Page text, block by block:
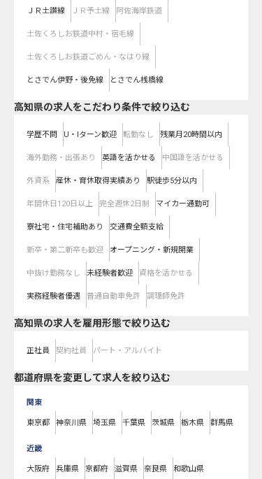
ＪＲ土讃線 ＪＲ予土線 阿佐海岸鉄道
土佐くろしお鉄道中村・宿毛線
土佐くろしお鉄道ごめん・なはり線
とさでん伊野・後免線 とさでん桟橋線
高知県の求人をこだわり条件で絞り込む
学歴不問 U・Iターン歓迎 転勤なし 残業月20時間以内
海外勤務・出張あり 英語を活かせる 中国語を活かせる
外資系 産休・育休取得実績あり 駅徒歩5分以内
年間休日120日以上 完全週休2日制 マイカー通勤可
寮社宅・住宅補助あり 交通費全額支給
新卒・第二新卒も歓迎 オープニング・新規開業
中抜け勤務なし 未経験者歓迎 資格を活かせる
実務経験者優遇 普通自動車免許 調理師免許
高知県の求人を雇用形態で絞り込む
正社員 契約社員 パート・アルバイト
都道府県を変更して求人を絞り込む
関東
東京都 神奈川県 埼玉県 千葉県 茨城県 栃木県 群馬県
近畿
大阪府 兵庫県 京都府 滋賀県 奈良県 和歌山県